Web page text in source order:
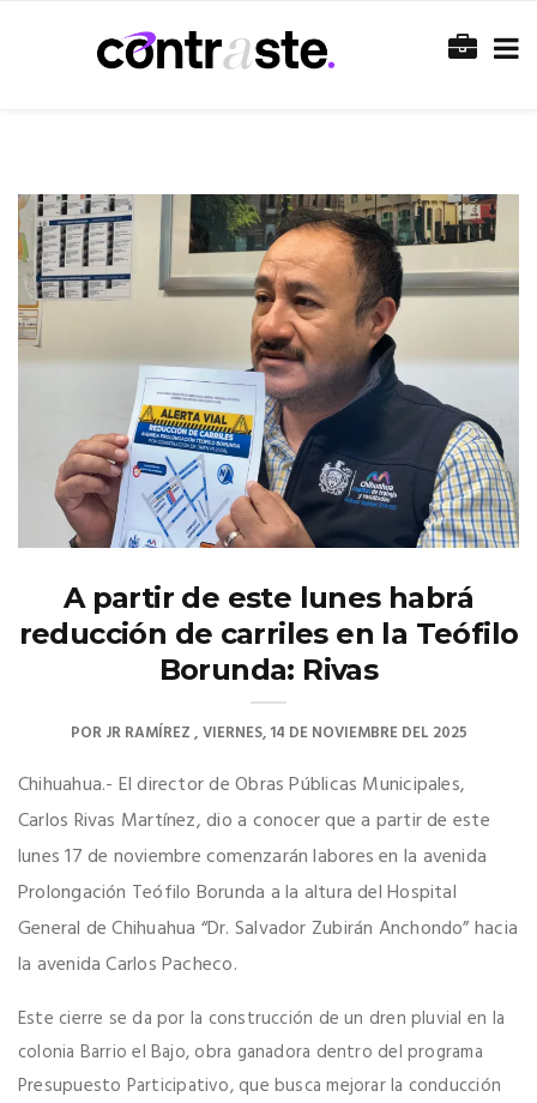
A partir de este lunes habrá
reducción de carriles en la Teófilo
Borunda: Rivas
PORJR RAMÍREZ VIERNES, 14 DE NOVIEMBRE DEL 2025
Chihuahua.- El director de Obras Públicas Municipales,
Carlos Rivas Martínez, dio a conocer que a partir de este
lunes 17 de noviembre comenzarán labores en la avenida
Prolongación Teófilo Borunda a la altura del Hospital
General de Chihuahua “Dr. Salvador Zubirán Anchondo” hacia
la avenida Carlos Pacheco.
Este cierre se da por la construcción de un dren pluvial en la
colonia Barrio el Bajo, obra ganadora dentro del programa
Presupuesto Participativo, que busca mejorar la conducción